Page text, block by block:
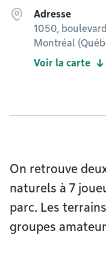
Adresse
1050,
Montréal
Voir la carte
On retrouve
naturels à 7
parc. Les
groupes